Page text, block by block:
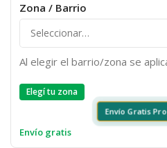
Zona / Barrio
Al elegir el barrio/zona se
Elegí tu zona
Envío Gratis
Envío gratis